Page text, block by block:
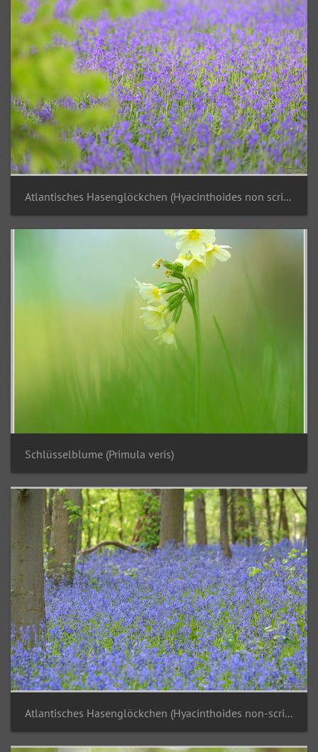
Atlantisches Hasenglöckchen (Hyacinthoides non scripta)
Schlüsselblume (Primula veris)
Atlantisches Hasenglöckchen (Hyacinthoides non-scripta)